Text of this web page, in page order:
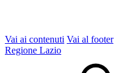
Vai ai contenuti Vai al footer
Regione Lazio